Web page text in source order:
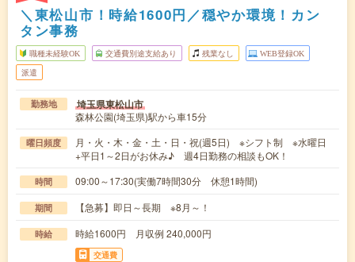
＼東松山市！時給1600円／穏やか環境！カン
タン事務
職種未経験OK 交通費別途支給あり 残業なし WEB登録OK
派遣
勤務地 埼玉県東松山市
森林公園(埼玉県)駅から車15分
曜日頻度
月・火・木・金・土・日・祝(週5日) ※シフト制 ※水曜日
+平日1～2日がお休み♪ 週4日勤務の相談もOK！
時間 09:00～17:30(実働7時間30分 休憩1時間)
期間 【急募】即日～長期 ※8月～！
時給 時給1600円 月収例 240,000円
交通費